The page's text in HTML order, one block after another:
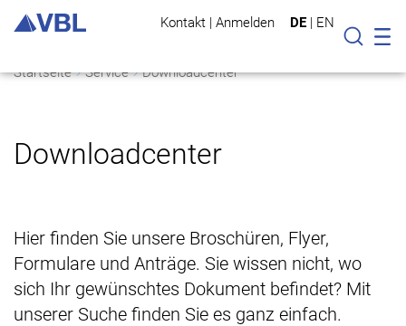
Kontakt | Anmelden DE | EN
Suche
Startseite Service Downloadcenter
Downloadcenter
Hier finden Sie unsere Broschüren, Flyer,
Formulare und Anträge. Sie wissen nicht, wo
sich Ihr gewünschtes Dokument befindet? Mit
unserer Suche finden Sie es ganz einfach.